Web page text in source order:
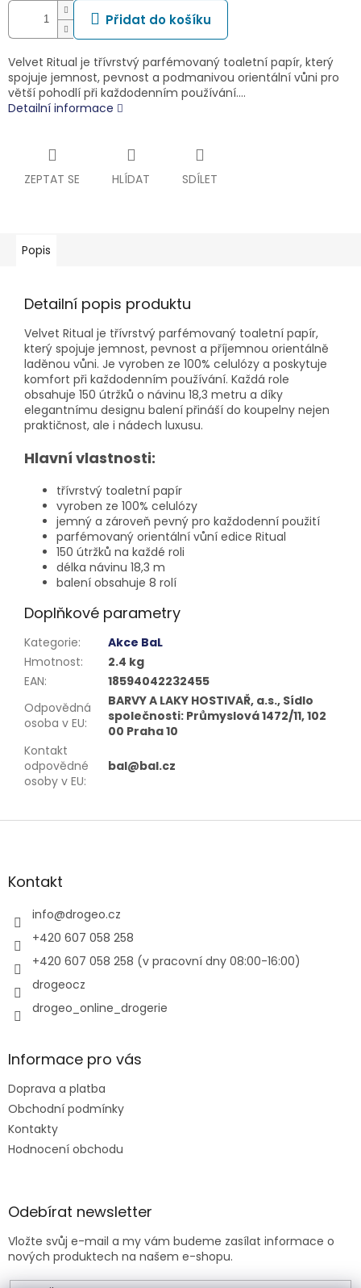
Přidat do košíku
Velvet Ritual je třívrstvý parfémovaný toaletní papír, který
spojuje jemnost, pevnost a podmanivou orientální vůni pro
větší pohodlí při každodenním používání.…
Detailní informace
ZEPTAT SE HLÍDAT SDÍLET
Popis
Detailní popis produktu
Velvet Ritual je třívrstvý parfémovaný toaletní papír,
který spojuje jemnost, pevnost a příjemnou orientálně
laděnou vůni. Je vyroben ze 100% celulózy a poskytuje
komfort při každodenním používání. Každá role
obsahuje 150 útržků o návinu 18,3 metru a díky
elegantnímu designu balení přináší do koupelny nejen
praktičnost, ale i nádech luxusu.
Hlavní vlastnosti:
třívrstvý toaletní papír
vyroben ze 100% celulózy
jemný a zároveň pevný pro každodenní použití
parfémovaný orientální vůní edice Ritual
150 útržků na každé roli
délka návinu 18,3 m
balení obsahuje 8 rolí
Doplňkové parametry
Kategorie:
Akce BaL
Hmotnost:
2.4 kg
EAN:
18594042232455
Odpovědná
osoba v EU:
BARVY A LAKY HOSTIVAŘ, a.s., Sídlo
společnosti: Průmyslová 1472/11, 102
00 Praha 10
Kontakt
odpovědné
osoby v EU:
bal@bal.cz
Z
aKontakt
info@drogeo.cz
+420 607 058 258
+420 607 058 258 (v pracovní dny 08:00-16:00)
drogeocz
drogeo_online_drogerie
Informace pro vás
Doprava a platba
Obchodní podmínky
Kontakty
Hodnocení obchodu
Odebírat newsletter
Vložte svůj e-mail a my vám budeme zasílat informace o
nových produktech na našem e-shopu.